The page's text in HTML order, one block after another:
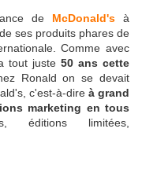
de McDonald'sà
ses produits phares de
Comme avec
tout juste 50 ans cette
Ronald on se devait
c'est-à-dire à grand
marketing en tous
éditions limitées,